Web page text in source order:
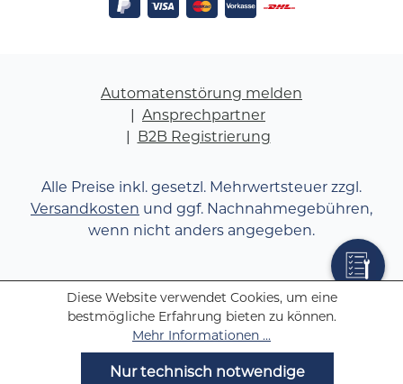
Automatenstörung melden
Ansprechpartner
B2B Registrierung
Alle Preise inkl. gesetzl. Mehrwertsteuer zzgl.
Versandkosten und ggf. Nachnahmegebühren,
wenn nicht anders angegeben.
Diese Website verwendet Cookies, um eine
bestmögliche Erfahrung bieten zu können.
Mehr Informationen ...
Nur technisch notwendige